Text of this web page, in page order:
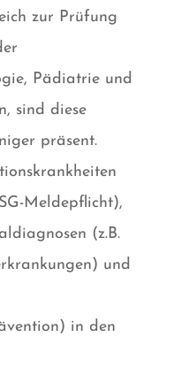
zur Prüfung
Pädiatrie und
sind diese
präsent.
Meldepflicht),
(z.B.
und
in den